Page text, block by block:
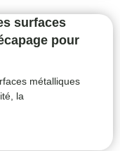
surfaces
pour
métalliques
la